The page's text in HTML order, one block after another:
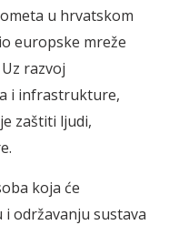
u hrvatskom
europske mreže
razvoj
i infrastrukture,
zaštiti ljudi,
koja će
održavanju sustava